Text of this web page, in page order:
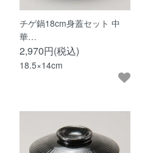
チゲ鍋18cm身蓋セット 中
華…
2,970円(税込)
18.5×14cm